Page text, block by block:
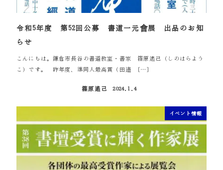
令和5年度 第52回公募 書道一元會展 出品のお知
らせ
こんにちは。鎌倉市長谷の書道教室・書家 篠原遙己（しのはらよう
こ）です。 昨年度、準同人最高賞（田邉 […]
篠原遙己
2024.1.4
イベント情報